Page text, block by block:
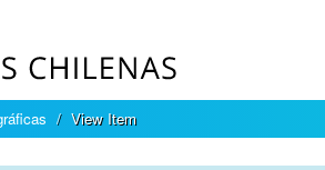
View Item